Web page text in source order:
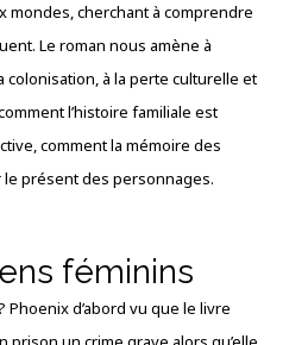
cherchant à comprendre
Le roman nous amène à
à la perte culturelle et
l’histoire familiale est
comment la mémoire des
le présent des personnages.
féminins
d’abord vu que le livre